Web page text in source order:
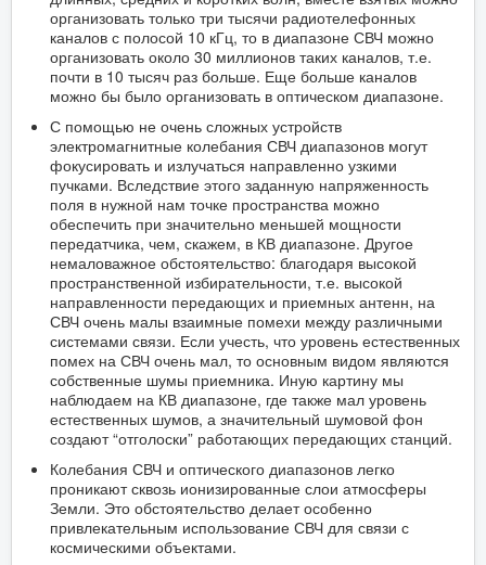
организовать только три тысячи радиотелефонных
каналов с полосой 10 кГц, то в диапазоне СВЧ можно
организовать около 30 миллионов таких каналов, т.е.
почти в 10 тысяч раз больше. Еще больше каналов
можно бы было организовать в оптическом диапазоне.
С помощью не очень сложных устройств
электромагнитные колебания СВЧ диапазонов могут
фокусировать и излучаться направленно узкими
пучками. Вследствие этого заданную напряженность
поля в нужной нам точке пространства можно
обеспечить при значительно меньшей мощности
передатчика, чем, скажем, в КВ диапазоне. Другое
немаловажное обстоятельство: благодаря высокой
пространственной избирательности, т.е. высокой
направленности передающих и приемных антенн, на
СВЧ очень малы взаимные помехи между различными
системами связи. Если учесть, что уровень естественных
помех на СВЧ очень мал, то основным видом являются
собственные шумы приемника. Иную картину мы
наблюдаем на КВ диапазоне, где также мал уровень
естественных шумов, а значительный шумовой фон
создают “отголоски” работающих передающих станций.
Колебания СВЧ и оптического диапазонов легко
проникают сквозь ионизированные слои атмосферы
Земли. Это обстоятельство делает особенно
привлекательным использование СВЧ для связи с
космическими объектами.